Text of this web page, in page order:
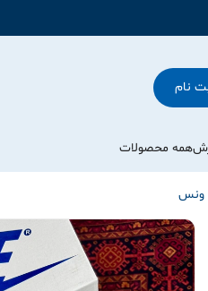
نام
همه محصولات
ونس